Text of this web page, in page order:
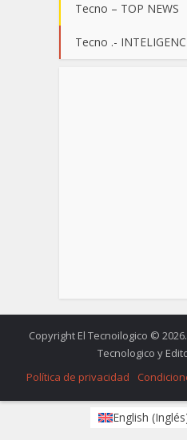
Tecno – TOP NEWS
Tecno .-
Copyright El Tecnoilogico ©
Tecnologico y
Política de privacidad
English (Inglés